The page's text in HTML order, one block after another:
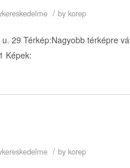
/ by korep
29 Térkép:Nagyobb térképre
Képek:
/ by korep